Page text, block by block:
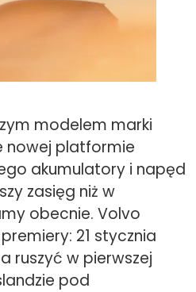
modelem marki
nowej platformie
akumulatory i napęd
zasięg niż w
obecnie. Volvo
21 stycznia
ruszyć w pierwszej
pod